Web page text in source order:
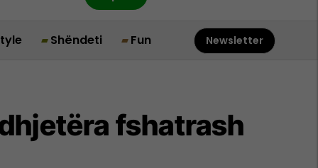
Shëndeti Fun Newsletter
fshatrash